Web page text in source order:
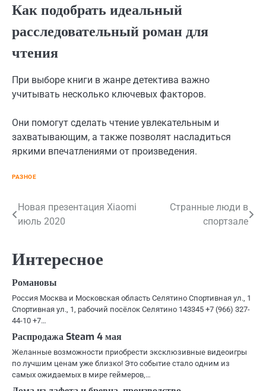
Как подобрать идеальный
расследовательный роман для
чтения
При выборе книги в жанре детектива важно
учитывать несколько ключевых факторов.
Они помогут сделать чтение увлекательным и
захватывающим, а также позволят насладиться
яркими впечатлениями от произведения.
РАЗНОЕ
Навигация
записям
Новая презентация Xiaomi
июль 2020
Странные люди в
спортзале
Интересное
Романовы
Россия Москва и Московская область Селятино Спортивная ул., 1
Спортивная ул., 1, рабочий посёлок Селятино 143345 +7 (966) 327-
44-10 +7…
Распродажа Steam 4 мая
Желанные возможности приобрести эксклюзивные видеоигры
по лучшим ценам уже близко! Это событие стало одним из
самых ожидаемых в мире геймеров,…